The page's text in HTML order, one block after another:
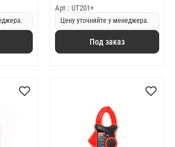
Арт.: UT201+
Цену уточняйте у менеджера.
Под заказ